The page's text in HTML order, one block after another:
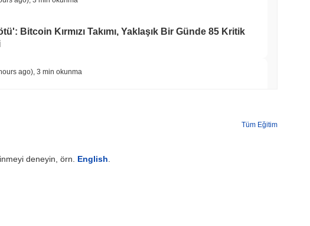
Bitcoin Kırmızı Takımı, Yaklaşık Bir Günde 85 Kritik
ago) 3 min okunma
TRADING
Tüm Eğitim
deneyin, örn. English